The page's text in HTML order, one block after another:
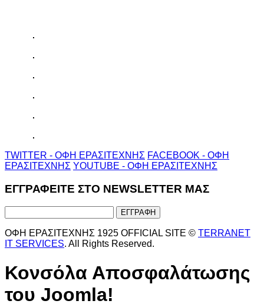
TWITTER - ΟΦΗ ΕΡΑΣΙΤΕΧΝΗΣ FACEBOOK - ΟΦΗ
ΕΡΑΣΙΤΕΧΝΗΣ YOUTUBE - ΟΦΗ ΕΡΑΣΙΤΕΧΝΗΣ
ΕΓΓΡΑΦΕΙΤΕ ΣΤΟ NEWSLETTER ΜΑΣ
ΟΦΗ ΕΡΑΣΙΤΕΧΝΗΣ 1925 OFFICIAL SITE © TERRANET
IT SERVICES. All Rights Reserved.
Κονσόλα Αποσφαλάτωσης
του Joomla!